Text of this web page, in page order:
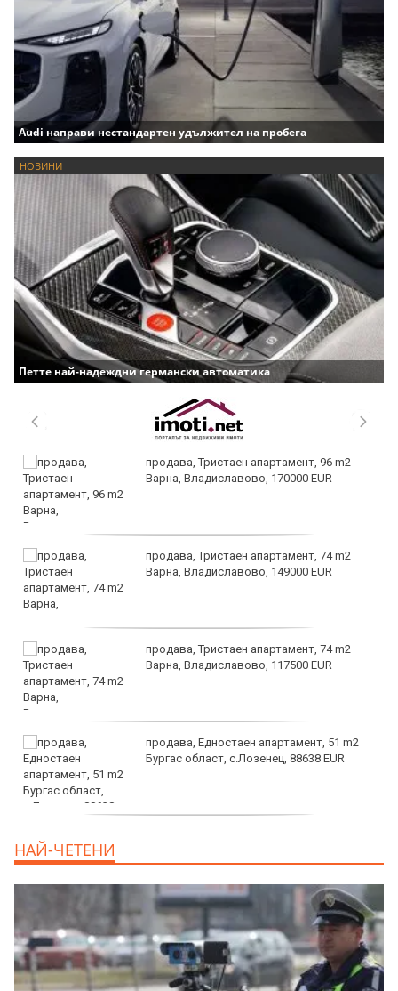
Audi направи нестандартен удължител на пробега
НОВИНИ
Петте най-надеждни германски автоматика
продава, Тристаен апартамент, 96 m2
Варна, Владиславово, 170000 EUR
продава, Тристаен апартамент, 74 m2
Варна, Владиславово, 149000 EUR
продава, Тристаен апартамент, 74 m2
Варна, Владиславово, 117500 EUR
продава, Едностаен апартамент, 51 m2
Бургас област, с.Лозенец, 88638 EUR
EUR
НАЙ-ЧЕТЕНИ